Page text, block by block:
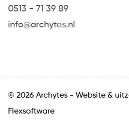
0513 - 71 39 89
info@archytes.nl
© 2026 Archytes - Website &
Flexsoftware